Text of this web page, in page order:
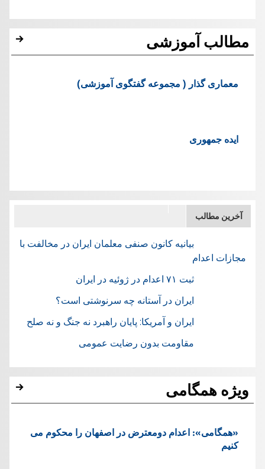
مطالب آموزشی
معماری گذار ( مجموعه گفتگوی آموزشی)
ایده جمهوری
آخرین مطالب
بیانیه کانون صنفی معلمان ایران در مخالفت با
مجازات اعدام
ثبت ۷۱ اعدام در ژوئيه در ایران
ایران در آستانه چه سرنوشتی است؟
ایران و آمریکا: پایان راهبرد نه جنگ و نه صلح
مقاومت بدون رضایت عمومی
ویژه همگامی
«همگامی»: اعدام دومعترض در اصفهان را محکوم می
کنیم